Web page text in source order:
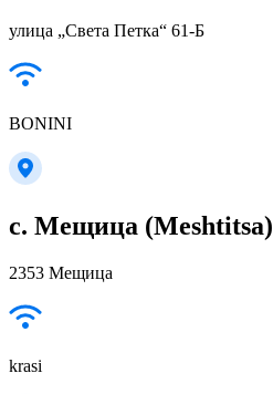
улица „Света Петка“ 61-Б
BONINI
с. Мещица (Meshtitsa)
2353 Мещица
krasi